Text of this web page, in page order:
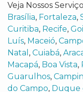
Veja Nossos
Brasília, Fortaleza,
Curitiba, Recife,
Luís, Maceió,
Natal , Cuiabá,
Macapá, Boa Vista,
Guarulhos,
do Campo, Duque